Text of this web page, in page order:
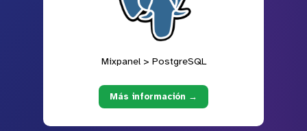
Mixpanel > PostgreSQL
Más información →